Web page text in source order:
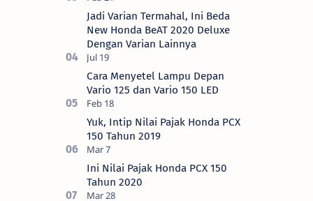
Jadi Varian Termahal, Ini Beda
New Honda BeAT 2020 Deluxe
Dengan Varian Lainnya
Cara Menyetel Lampu Depan
Vario 125 dan Vario 150 LED
Yuk, Intip Nilai Pajak Honda PCX
150 Tahun 2019
Ini Nilai Pajak Honda PCX 150
Tahun 2020